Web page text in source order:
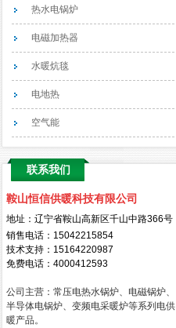
热水电锅炉
电磁加热器
水暖炕毯
电地热
空气能
联系我们
鞍山恒信供暖科技有限公司
地址：辽宁省鞍山高新区千山中路366号
销售电话： 15042215854
技术支持：15164220987
免费电话：4000412593
公司主营：常压电热水锅炉、电磁锅炉、
半导体电锅炉、变频电采暖炉等系列电供
暖产品。